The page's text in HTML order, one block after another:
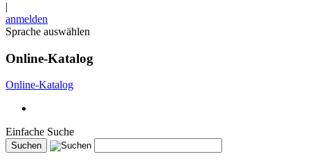
|
anmelden
Sprache auswählen
Online-Katalog
Online-Katalog
Einfache Suche